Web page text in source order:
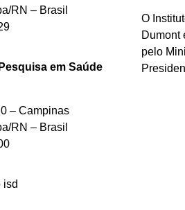
RN – Brasil
em Saúde
– Campinas
RN – Brasil
isd
O
Dumont
pelo